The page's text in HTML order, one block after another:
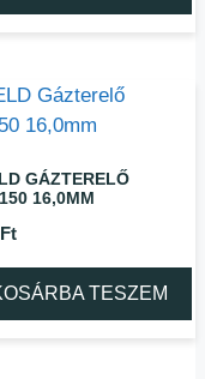
GÁZTERELŐ
16,0MM
Ft
TESZEM